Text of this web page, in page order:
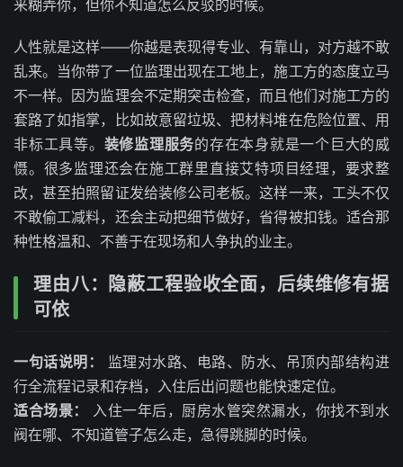
来糊弄你，但你不知道怎么反驳的时候。
人性就是这样——你越是表现得专业、有靠山，对方越不敢
乱来。当你带了一位监理出现在工地上，施工方的态度立马
不一样。因为监理会不定期突击检查，而且他们对施工方的
套路了如指掌，比如故意留垃圾、把材料堆在危险位置、用
非标工具等。 装修监理服务的存在本身就是一个巨大的威
慑。很多监理还会在施工群里直接艾特项目经理，要求整
改，甚至拍照留证发给装修公司老板。这样一来，工头不仅
不敢偷工减料，还会主动把细节做好，省得被扣钱。适合那
种性格温和、不善于在现场和人争执的业主。
理由八：隐蔽工程验收全面，后续维修有据
可依
一句话说明：
监理对水路、电路、防水、吊顶内部结构进
行全流程记录和存档，入住后出问题也能快速定位。
适合场景：
入住一年后，厨房水管突然漏水，你找不到水
阀在哪、不知道管子怎么走，急得跳脚的时候。